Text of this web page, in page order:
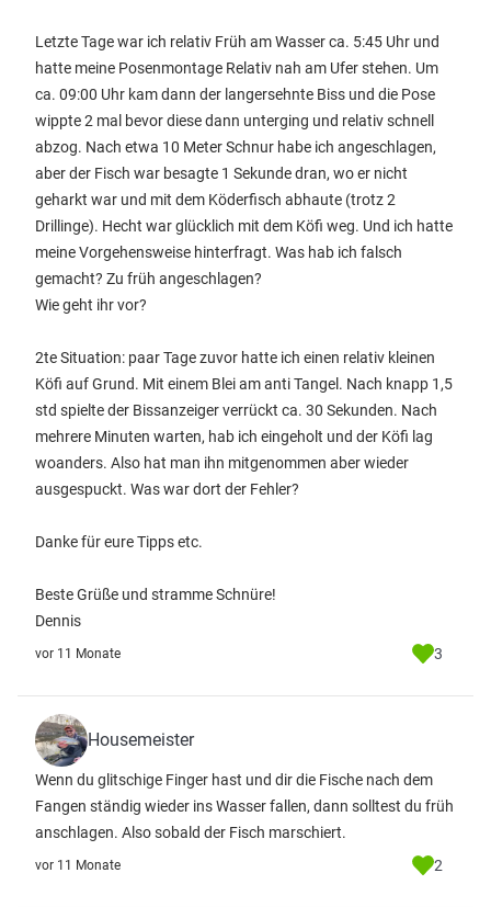
Letzte Tage war ich relativ Früh am Wasser ca. 5:45 Uhr und
hatte meine Posenmontage Relativ nah am Ufer stehen. Um
ca. 09:00 Uhr kam dann der langersehnte Biss und die Pose
wippte 2 mal bevor diese dann unterging und relativ schnell
abzog. Nach etwa 10 Meter Schnur habe ich angeschlagen,
aber der Fisch war besagte 1 Sekunde dran, wo er nicht
geharkt war und mit dem Köderfisch abhaute (trotz 2
Drillinge). Hecht war glücklich mit dem Köfi weg. Und ich hatte
meine Vorgehensweise hinterfragt. Was hab ich falsch
gemacht? Zu früh angeschlagen?
Wie geht ihr vor?
2te Situation: paar Tage zuvor hatte ich einen relativ kleinen
Köfi auf Grund. Mit einem Blei am anti Tangel. Nach knapp 1,5
std spielte der Bissanzeiger verrückt ca. 30 Sekunden. Nach
mehrere Minuten warten, hab ich eingeholt und der Köfi lag
woanders. Also hat man ihn mitgenommen aber wieder
ausgespuckt. Was war dort der Fehler?
Danke für eure Tipps etc.
Beste Grüße und stramme Schnüre!
Dennis
vor 11 Monate 3
Housemeister
Wenn du glitschige Finger hast und dir die Fische nach dem
Fangen ständig wieder ins Wasser fallen, dann solltest du früh
anschlagen. Also sobald der Fisch marschiert.
vor 11 Monate 2